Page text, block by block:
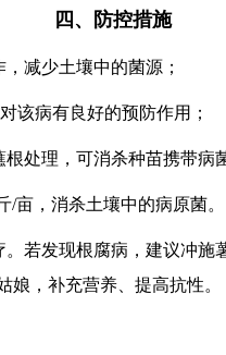
四、防控措施
减少土壤中的菌源；
该病有良好的预防作用；
处理，可消杀种苗携带病
亩，消杀土壤中的病原菌。
若发现根腐病，建议冲
娘，补充营养、提高抗性。